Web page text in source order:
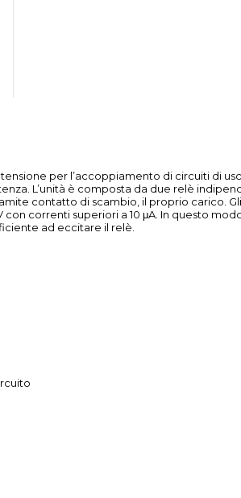
per l’accoppiamento di circuiti di
L’unità è composta da due relè
contatto di scambio, il proprio carico.
correnti superiori a 10 μA. In questo
ad eccitare il relè.